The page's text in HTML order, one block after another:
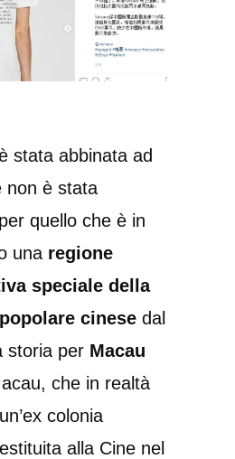
stata abbinata ad
non è stata
quello che è in
una regione
speciale della
cinese dal
storia per Macau
che in realtà
colonia
alla Cine nel